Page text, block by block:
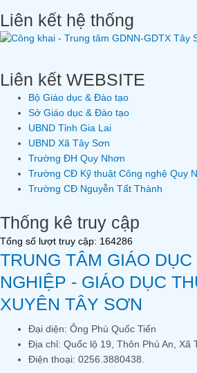
Liên kết hệ thống
Liên kết WEBSITE
Bộ Giáo dục & Đào tạo
Sở Giáo dục & Đào tạo
UBND Tỉnh Gia Lai
UBND Xã Tây Sơn
Trường ĐH Quy Nhơn
Trường CĐ Kỹ thuật Công nghệ Quy
Trường CĐ Nguyễn Tất Thành
Thống kê truy cập
Tổng số lượt truy cập: 164286
TRUNG TÂM GIÁO DỤC
NGHIỆP - GIÁO DỤC
XUYÊN TÂY SƠN
Đại diện: Ông Phù Quốc Tiến
Địa chỉ: Quốc lộ 19, Thôn Phú An, Xã
Điện thoại: 0256.3880438.